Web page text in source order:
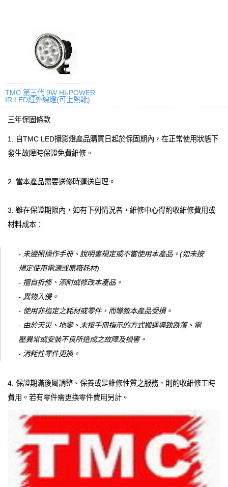
TMC 第三代 9W HI-POWER
IR LED紅外線燈(可上熱靴)
三年保固條款
1. 自TMC LED攝影燈產品購買日起於保固期內，在正常使用狀態下
發生故障時保證免費維修。
2. 當本產品需要送修時運送自理。
3. 雖在保證期限內，如有下列情況者，維修中心得酌收維修費用或
材料成本：
- 未遵照操作手冊、說明書規定或不當使用本產品。(如未按
規定使用電源或原廠耗材)
- 擅自拆修、添附或修改本產品。
- 異物入侵。
- 使用非指定之耗材或零件，而導致本產品受損。
- 由於天災、地變、未按手冊指示的方式搬運導致跌落、電
壓異常或安裝不良所造成之故障及損害。
- 消耗性零件更換。
4. 保證期滿後屬調整、保養或是維修性質之服務，則酌收維修工時
費用。若有零件需更換零件費用另計。